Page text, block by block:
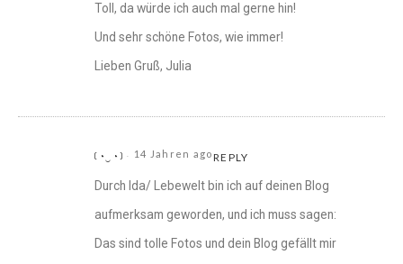
Toll, da würde ich auch mal gerne hin!
Und sehr schöne Fotos, wie immer!
Lieben Gruß, Julia
(◔‿◔) 14 Jahren agoREPLY
Durch Ida/ Lebewelt bin ich auf deinen Blog
aufmerksam geworden, und ich muss sagen:
Das sind tolle Fotos und dein Blog gefällt mir